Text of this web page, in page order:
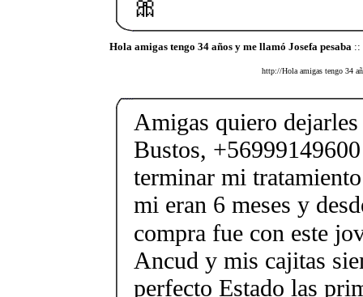
🎀
Hola amigas tengo 34 años y me llamó Josefa pesaba ::
http://Hola amigas tengo 34
Amigas quiero
Bustos,
terminar mi
mi eran 6 meses y
compra fue con este
Ancud y mis cajitas
perfecto Estado las